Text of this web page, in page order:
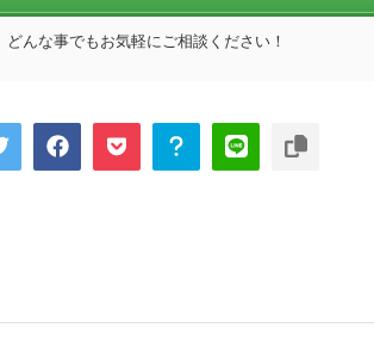
どんな事でもお気軽にご相談ください！